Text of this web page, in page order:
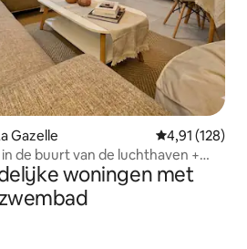
Gazelle Gemiddelde
4,91 (128)
de buurt van de luchthaven +
woningen met
zwembad